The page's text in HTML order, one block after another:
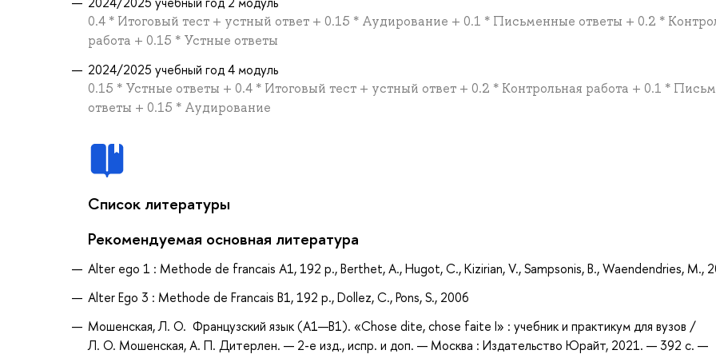
0.4 * Итоговый тест + устный ответ + 0.15 * Аудирование + 0.1 * Письменные ответы + 0.2 *
работа + 0.15 * Устные ответы
2024/2025 учебный год 4 модуль
0.15 * Устные ответы + 0.4 * Итоговый тест + устный ответ + 0.2 * Контрольная работа + 0.1 *
ответы + 0.15 * Аудирование
Список литературы
Рекомендуемая основная литература
Alter ego 1 : Methode de francais A1, 192 p., Berthet, A., Hugot, C., Kizirian, V., Sampsonis, B., Waendendries, M.,
Alter Ego 3 : Methode de Francais B1, 192 p., Dollez, C., Pons, S., 2006
Мошенская, Л. О. Французский язык (A1—B1). «Chose dite, chose faite I» : учебник и практикум для вузов /
Л. О. Мошенская, А. П. Дитерлен. — 2-е изд., испр. и доп. — Москва : Издательство Юрайт, 2021. — 392 с. —